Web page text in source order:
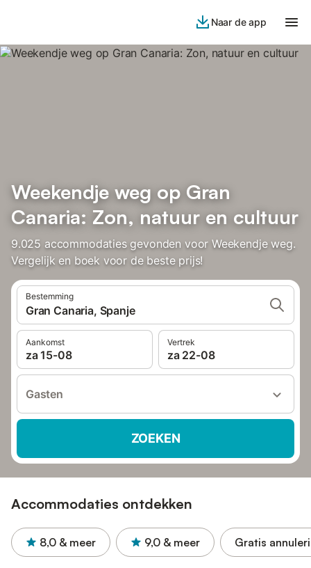
Naar de app
Weekendje weg op Gran
Canaria: Zon, natuur en cultuur
9.025 accommodaties gevonden voor Weekendje weg.
Vergelijk en boek voor de beste prijs!
Bestemming
Gran Canaria, Spanje
Aankomst
za 15-08
Vertrek
za 22-08
Gasten
ZOEKEN
Accommodaties ontdekken
8,0 & meer 9,0 & meer Gratis